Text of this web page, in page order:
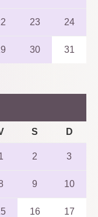
23 24
30 31
S D
2 3
9 10
16 17